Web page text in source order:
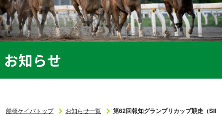
ケ
イ
バ
お知らせ
船橋ケイバトップ お知らせ一覧 第62回報知グランプリカップ競走（SIII